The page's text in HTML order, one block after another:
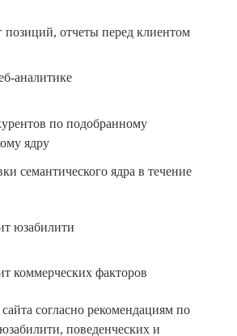
отчеты перед клиентом
аналитике
по подобранному
ядру
семантического ядра в течение
юзабилити
коммерческих факторов
согласно рекомендациям по
поведенческих и